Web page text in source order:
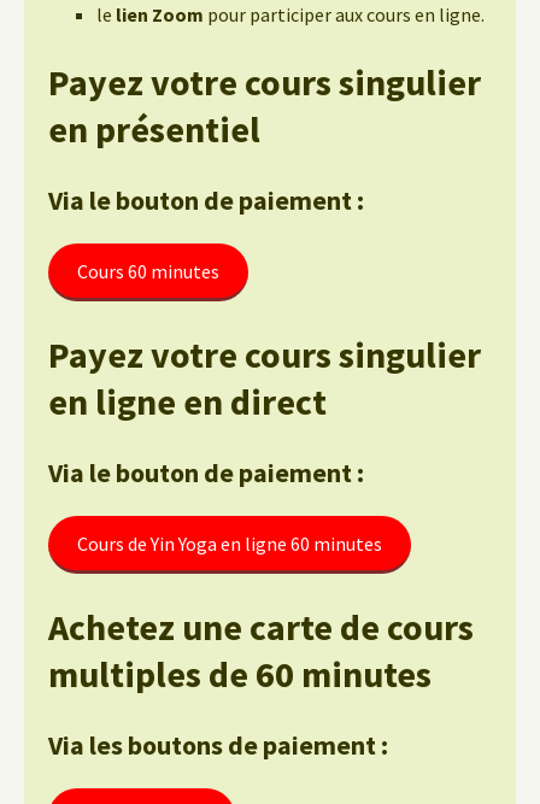
le lien Zoom pour participer aux cours en ligne.
Payez votre cours singulier
en présentiel
Via le bouton de paiement :
Cours 60 minutes
Payez votre cours singulier
en ligne en direct
Via le bouton de paiement :
Cours de Yin Yoga en ligne 60 minutes
Achetez une carte de cours
multiples de 60 minutes
Via les boutons de paiement :